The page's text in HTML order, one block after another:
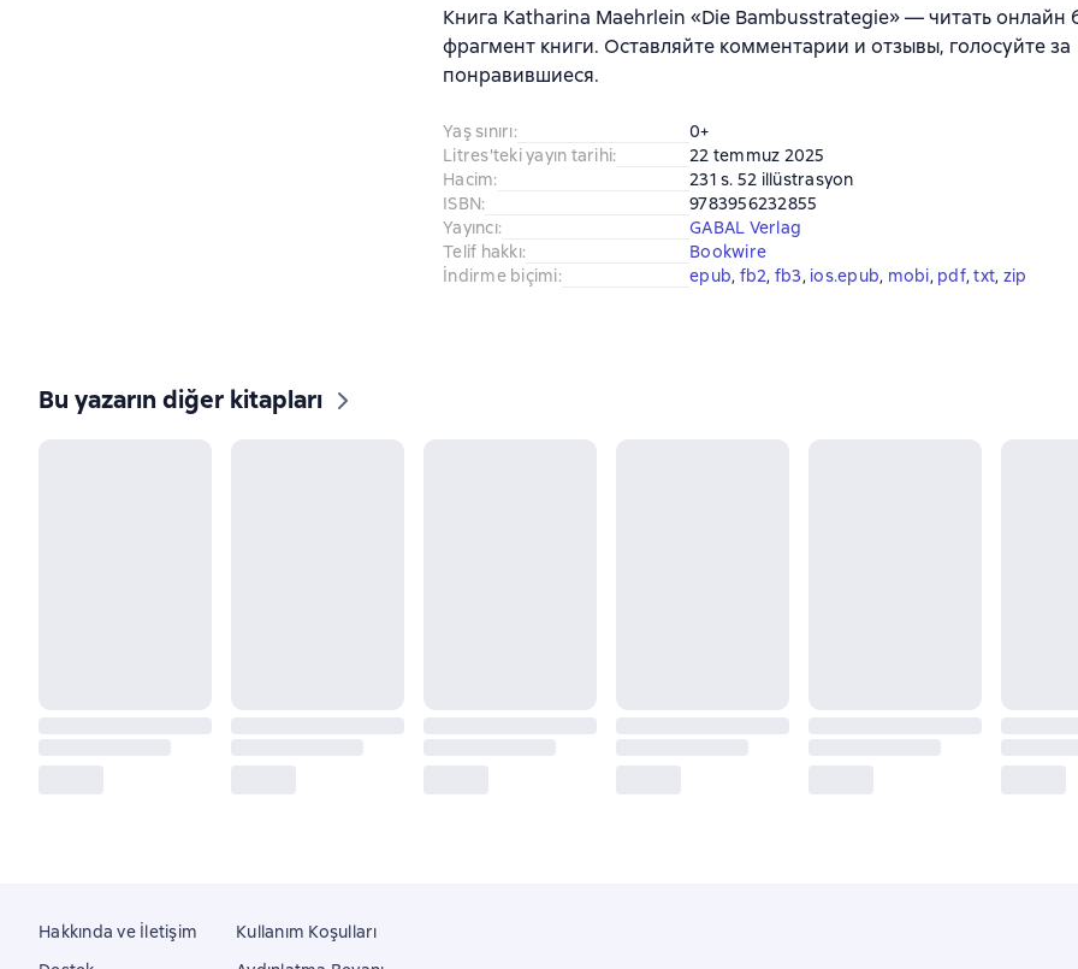
Книга Katharina Maehrlein «Die Bambusstrategie» — читать онлайн
фрагмент книги. Оставляйте комментарии и отзывы, голосуйте за
понравившиеся.
Yaş sınırı:
0+
Litres'teki yayın tarihi:
22 temmuz 2025
Hacim:
231 s. 52 illüstrasyon
ISBN:
9783956232855
Yayıncı:
GABAL Verlag
Telif hakkı:
Bookwire
İndirme biçimi: epub, fb2, fb3, ios.epub, mobi, pdf, txt, zip
Bu yazarın diğer kitapları
Hakkında ve İletişim
Kullanım Koşulları